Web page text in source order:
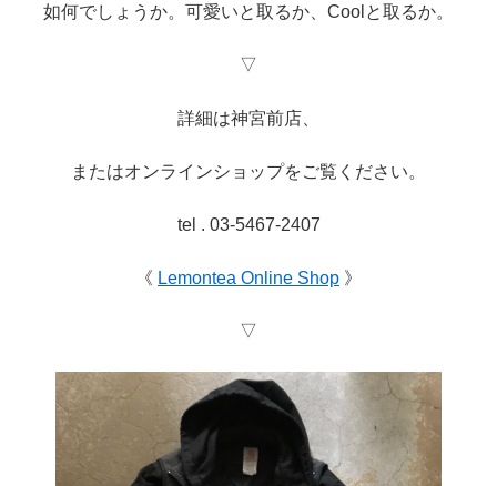
如何でしょうか。可愛いと取るか、Coolと取るか。
▽
詳細は神宮前店、
またはオンラインショップをご覧ください。
tel . 03-5467-2407
《 Lemontea Online Shop 》
▽